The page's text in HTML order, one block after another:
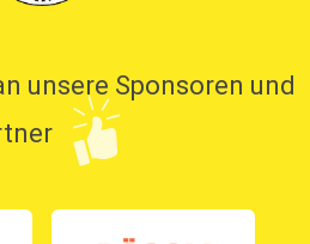
unsere Sponsoren und